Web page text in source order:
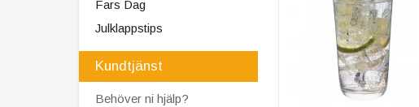
Fars Dag
Julklappstips
Kundtjänst
Behöver ni hjälp?